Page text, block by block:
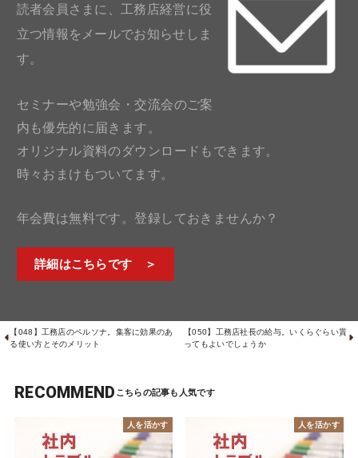
読者会員さまに、工務店経営に役
立つ情報をメールでお知らせしま
す。
セミナーや勉強会・交流会のご案
内も優先的に届きます。
オリジナル資料のダウンロードもできます。
時々おまけもついてます。
年会費は無料です。登録しておきませんか？
詳細はこちらです ＞
【050】工務店社長の給与。いくらぐらい貰
ってもよいでしょうか
【048】工務店のペルソナ。集客に効果のあ
る使い方とそのメリット
RECOMMEND
人を活かす 人を活かす